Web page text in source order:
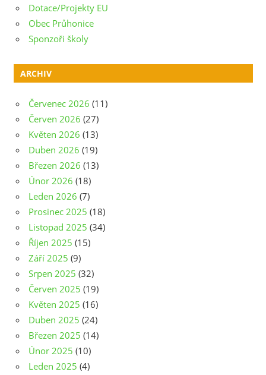
Dotace/Projekty EU
Obec Průhonice
Sponzoři školy
ARCHIV
Červenec 2026 (11)
Červen 2026 (27)
Květen 2026 (13)
Duben 2026 (19)
Březen 2026 (13)
Únor 2026 (18)
Leden 2026 (7)
Prosinec 2025 (18)
Listopad 2025 (34)
Říjen 2025 (15)
Září 2025 (9)
Srpen 2025 (32)
Červen 2025 (19)
Květen 2025 (16)
Duben 2025 (24)
Březen 2025 (14)
Únor 2025 (10)
Leden 2025 (4)